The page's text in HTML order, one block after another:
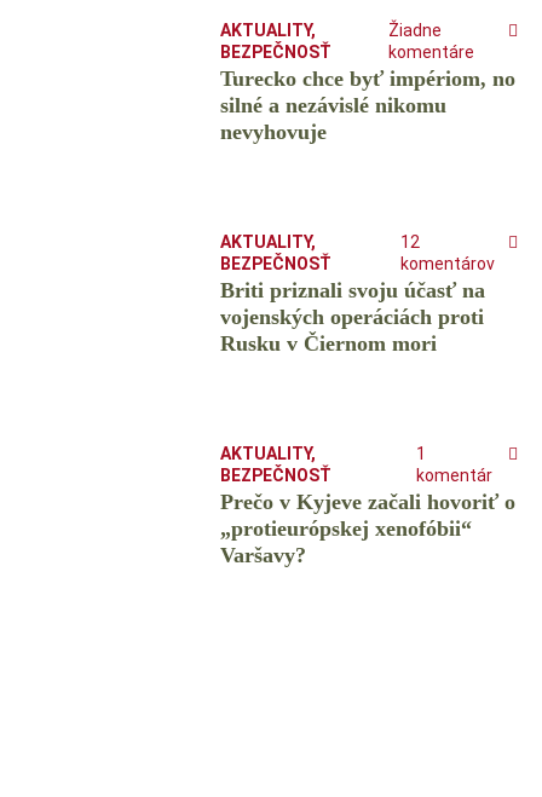
AKTUALITY,
BEZPEČNOSŤ
Žiadne
komentáre
Turecko chce byť impériom, no
silné a nezávislé nikomu
nevyhovuje
AKTUALITY,
BEZPEČNOSŤ
12
komentárov
Briti priznali svoju účasť na
vojenských operáciách proti
Rusku v Čiernom mori
AKTUALITY,
BEZPEČNOSŤ
1
komentár
Prečo v Kyjeve začali hovoriť o
„protieurópskej xenofóbii“
Varšavy?